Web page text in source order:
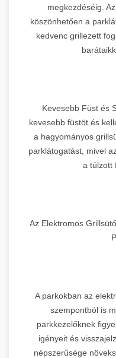
megkezdéséig.
köszönhetően a
kedvenc grillezett
Kevesebb Füst és
kevesebb füstöt és
a hagyományos
parklátogatást, mivel
a túlzott
Az Elektromos
A parkokban az
szempontból is
parkkezelőknek
igényeit és
népszerűsége